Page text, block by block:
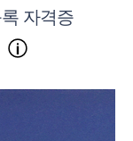
자격증